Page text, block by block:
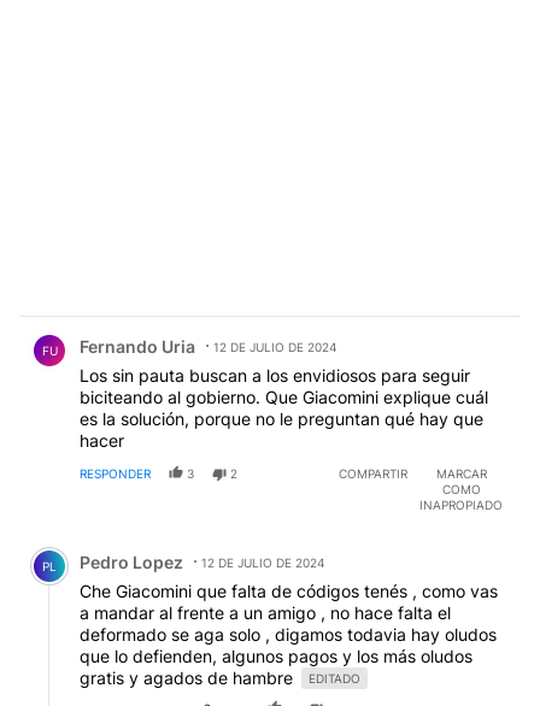
FU Fernando Uria 12 DE JULIO DE 2024
Los sin pauta buscan a los envidiosos para seguir
biciteando al gobierno. Que Giacomini explique cuál
es la solución, porque no le preguntan qué hay que
hacer
RESPONDER 3 2 COMPARTIR
MARCAR
COMO
INAPROPIADO
Comentario de Pedro Lopez.
PL Pedro Lopez 12 DE JULIO DE 2024
Che Giacomini que falta de códigos tenés , como vas
a mandar al frente a un amigo , no hace falta el
deformado se aga solo , digamos todavia hay oludos
que lo defienden, algunos pagos y los más oludos
gratis y agados de hambre
EDITADO